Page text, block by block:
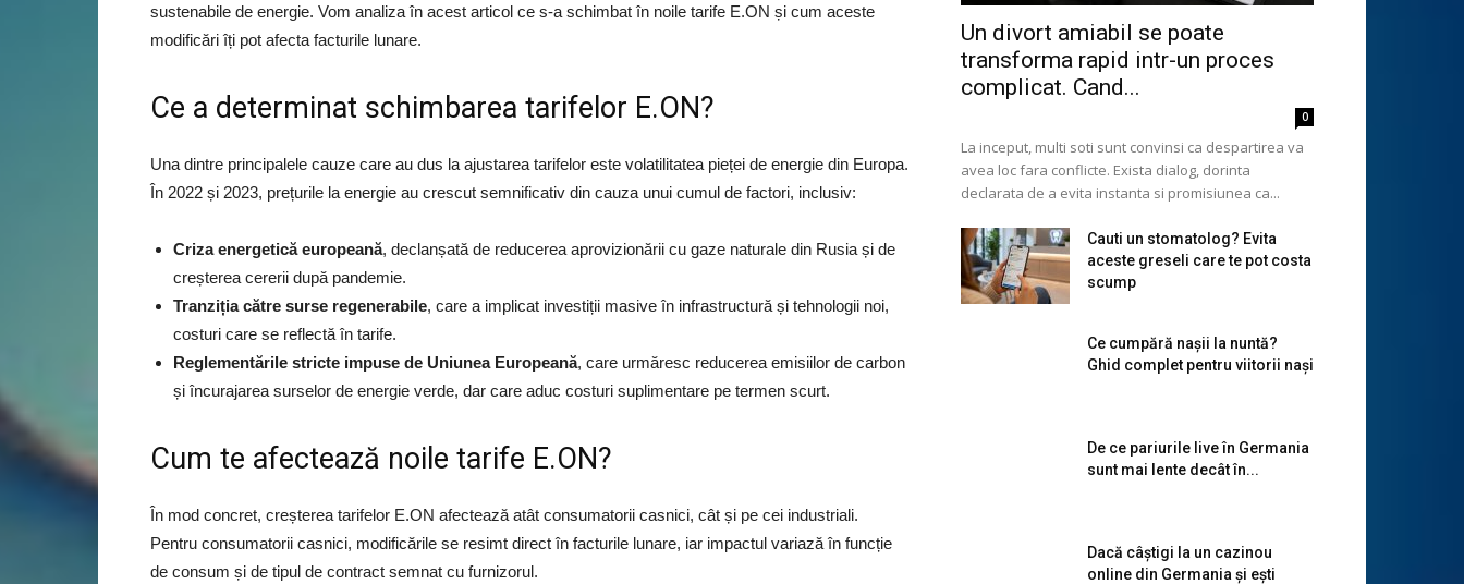
sustenabile de energie. Vom analiza în acest articol ce s-a schimbat în noile tarife E.ON și cum aceste
modificări îți pot afecta facturile lunare.
Ce a determinat schimbarea tarifelor E.ON?
Una dintre principalele cauze care au dus la ajustarea tarifelor este volatilitatea pieței de energie din Europa.
În 2022 și 2023, prețurile la energie au crescut semnificativ din cauza unui cumul de factori, inclusiv:
Criza energetică europeană, declanșată de reducerea aprovizionării cu gaze naturale din Rusia și de
creșterea cererii după pandemie.
Tranziția către surse regenerabile, care a implicat investiții masive în infrastructură și tehnologii noi,
costuri care se reflectă în tarife.
Reglementările stricte impuse de Uniunea Europeană, care urmăresc reducerea emisiilor de carbon
și încurajarea surselor de energie verde, dar care aduc costuri suplimentare pe termen scurt.
Cum te afectează noile tarife E.ON?
În mod concret, creșterea tarifelor E.ON afectează atât consumatorii casnici, cât și pe cei industriali.
Pentru consumatorii casnici, modificările se resimt direct în facturile lunare, iar impactul variază în funcție
de consum și de tipul de contract semnat cu furnizorul.
Un divort amiabil se poate
transforma rapid intr-un proces
complicat. Cand...
0
La inceput, multi soti sunt convinsi ca despartirea va
avea loc fara conflicte. Exista dialog, dorinta
declarata de a evita instanta si promisiunea ca...
Cauti un stomatolog? Evita
aceste greseli care te pot costa
scump
Ce cumpără nașii la nuntă?
Ghid complet pentru viitorii nași
De ce pariurile live în Germania
sunt mai lente decât în...
Dacă câștigi la un cazinou
online din Germania și ești